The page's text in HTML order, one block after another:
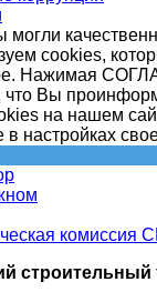
могли
cookies,
Нажимая
что Вы
на нашем
настройках
строительный